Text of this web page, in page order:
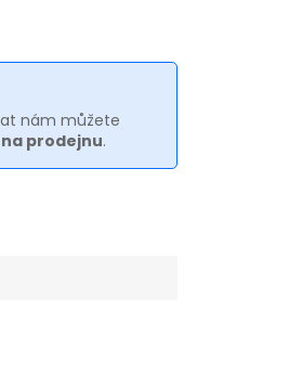
nám můžete
na prodejnu.